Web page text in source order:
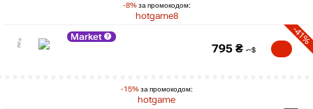
-8%за промокодом:
hotgame8
Market
-15%за промокодом:
hotgame
-41%
795 ₴